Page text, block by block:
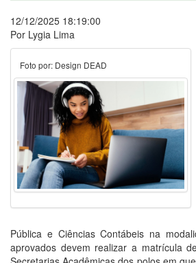
12/12/2025 18:19:00
Por Lygia Lima
Foto por: Design DEAD
Pública e Ciências Contábeis na
aprovados devem realizar a matrícula